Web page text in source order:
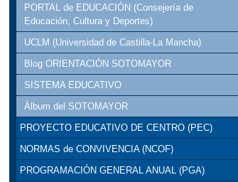
PORTAL de EDUCACIÓN (Consejería de
Educación, Cultura y Deportes)
UCLM (Universidad de Castilla-La Mancha)
Blog ORIENTACIÓN SOTOMAYOR
SISTEMA EDUCATIVO
Álbum del SOTOMAYOR
PROYECTO EDUCATIVO DE CENTRO (PEC)
NORMAS de CONVIVENCIA (NCOF)
PROGRAMACIÓN GENERAL ANUAL (PGA)